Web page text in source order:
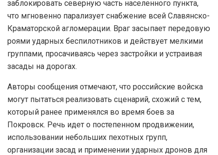
заблокировать северную часть населенного пункта,
что мгновенно парализует снабжение всей Славянско-
Краматорской агломерации. Враг засыпает передовую
роями ударных беспилотников и действует мелкими
группами, просачиваясь через застройки и устраивая
засады на дорогах.
Авторы сообщения отмечают, что российские войска
могут пытаться реализовать сценарий, схожий с тем,
который ранее применялся во время боев за
Покровск. Речь идет о постепенном продвижении,
использовании небольших пехотных групп,
организации засад и применении ударных дронов для